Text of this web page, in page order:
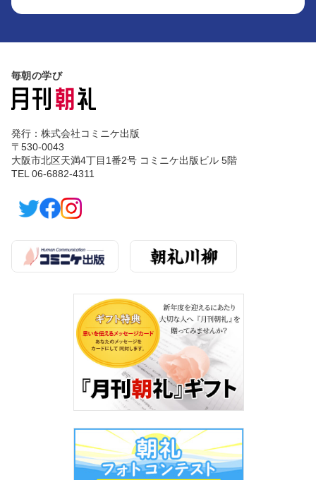
毎朝の学び
発行：株式会社コミニケ出版
〒530-0043
大阪市北区天満4丁目1番2号 コミニケ出版ビル 5階
TEL 06-6882-4311